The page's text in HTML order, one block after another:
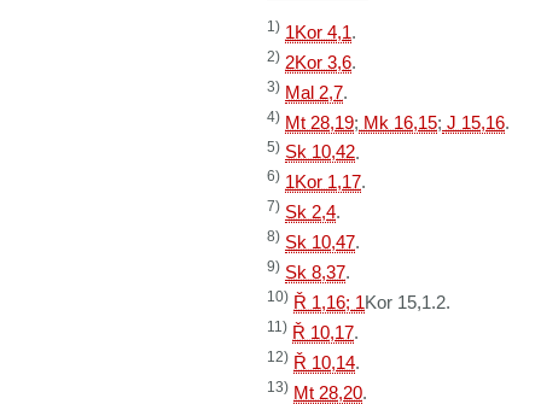
1) 1Kor 4,1.
2) 2Kor 3,6.
3) Mal 2,7.
4) Mt 28,19; Mk 16,15; J 15,16.
5) Sk 10,42.
6) 1Kor 1,17.
7) Sk 2,4.
8) Sk 10,47.
9) Sk 8,37.
10) Ř 1,16; 1Kor 15,1.2.
11) Ř 10,17.
12) Ř 10,14.
13) Mt 28,20.